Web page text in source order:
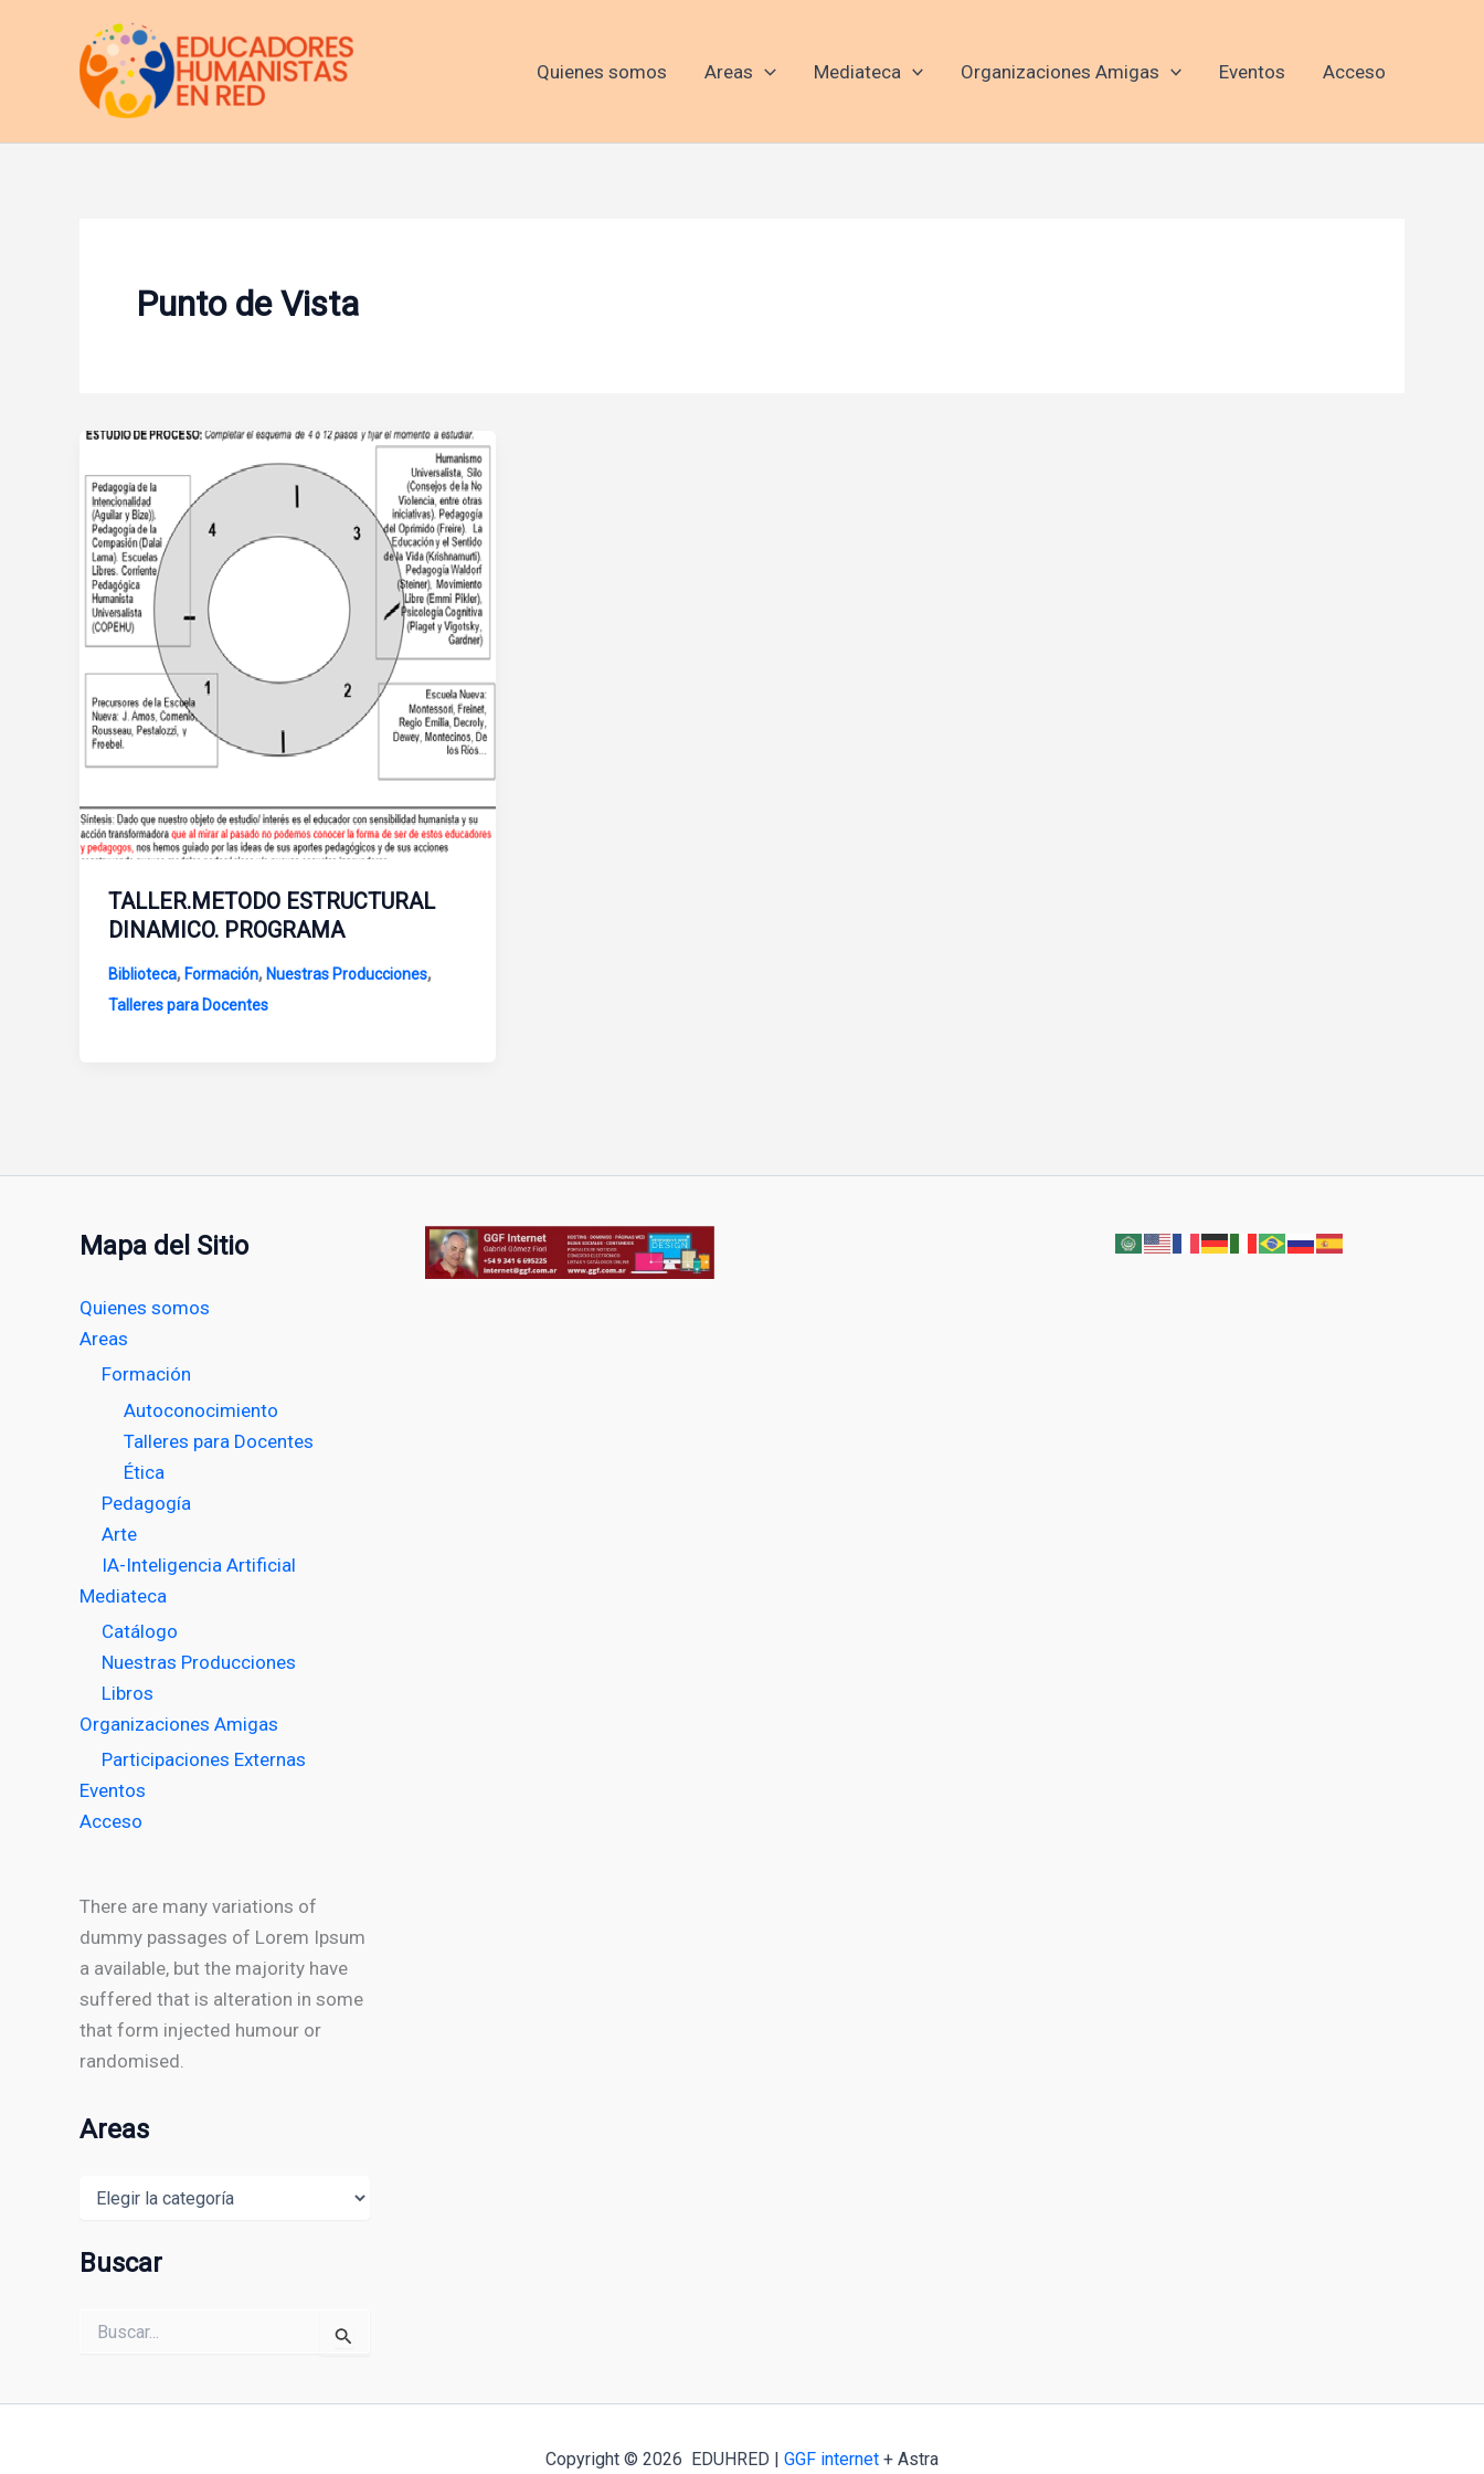
contenido
Quienes somos Areas Mediateca Organizaciones Amigas Eventos Acceso
Punto de Vista
TALLER.METODO ESTRUCTURAL
DINAMICO. PROGRAMA
Biblioteca, Formación, Nuestras Producciones,
Talleres para Docentes
Mapa del Sitio
Quienes somos
Areas
Formación
Autoconocimiento
Talleres para Docentes
Ética
Pedagogía
Arte
IA-Inteligencia Artificial
Mediateca
Catálogo
Nuestras Producciones
Libros
Organizaciones Amigas
Participaciones Externas
Eventos
Acceso
There are many variations of
dummy passages of Lorem Ipsum
a available, but the majority have
suffered that is alteration in some
that form injected humour or
randomised.
Areas
Buscar
por:
Copyright © 2026 EDUHRED | GGF internet + Astra